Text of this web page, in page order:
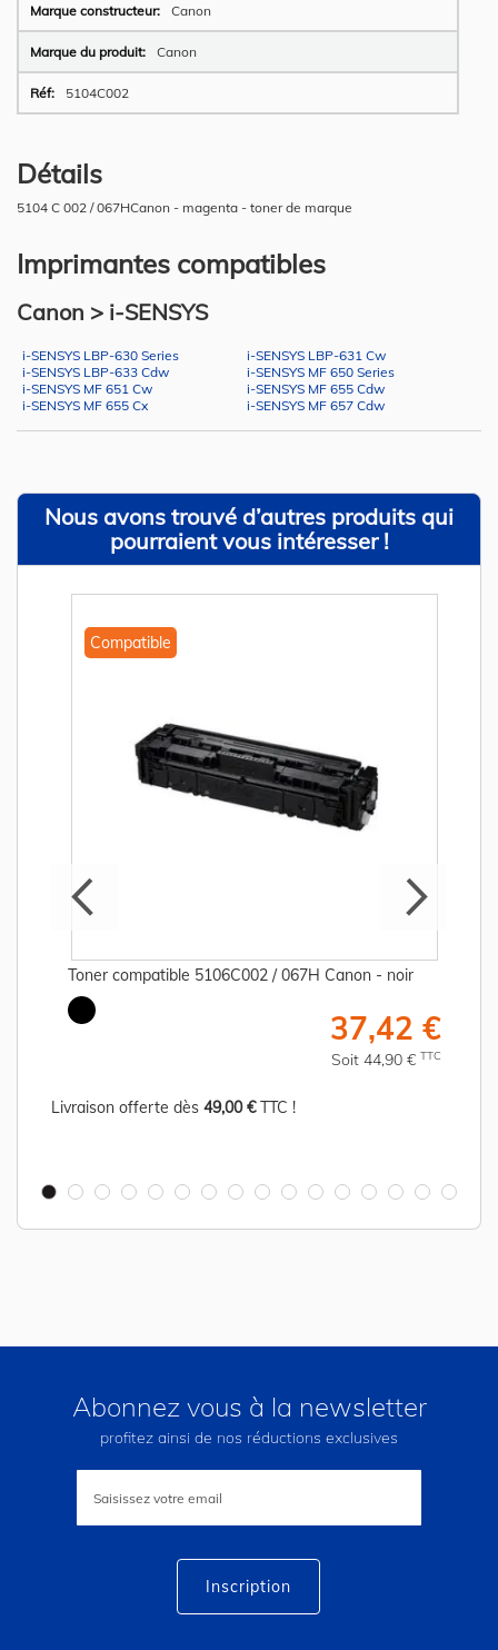
Canon
Canon
5104C002
Détails
5104 C 002 / 067HCanon - magenta - toner de marque
Imprimantes compatibles
Canon > i-SENSYS
i-SENSYS LBP-630 Series
i-SENSYS LBP-631 Cw
i-SENSYS LBP-633 Cdw
i-SENSYS MF 650 Series
i-SENSYS MF 651 Cw
i-SENSYS MF 655 Cdw
i-SENSYS MF 655 Cx
i-SENSYS MF 657 Cdw
Nous avons trouvé d’autres produits qui
pourraient vous intéresser !
Compatible
Toner compatible 5106C002 / 067H Canon - noir
37,42 €
Soit 44,90 € TTC
Livraison offerte dès 49,00 €TTC !
Abonnez vous à la newsletter
profitez ainsi de nos réductions exclusives
lettre
Inscription